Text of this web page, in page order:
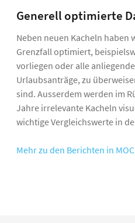
Generell optimierte
Neben neuen Kacheln haben
Grenzfall optimiert,
vorliegen oder alle
Urlaubsanträge, zu
sind. Ausserdem werden im
Jahre irrelevante Kacheln
wichtige Vergleichswerte in
Mehr zu den Berichten in